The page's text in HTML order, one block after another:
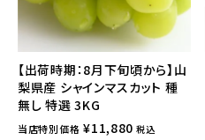
【出荷時期：8月下旬頃から】山
梨県産 シャインマスカット 種
無し 特選 3KG
当店特別価格 ¥11,880 税込